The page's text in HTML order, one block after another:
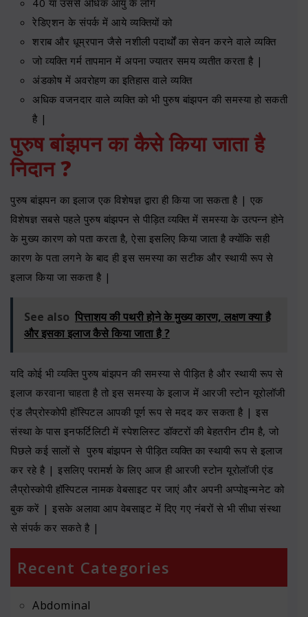
40 या उससे अधिक आयु के लोग
रेडिएशन के संपर्क में आये व्यक्तियों को
शराब और धूम्रपान जैसे नशीली पदार्थों का सेवन करने वाले व्यक्ति
जो व्यक्ति गर्म तापमान में अपना ज्यातर समय व्यतीत करता है |
अंडकोष में अवरोहण का इतिहास वाले व्यक्ति
अधिक वजनदार वाले व्यक्ति को भी पुरुष बांझपन की समस्या हो सकती
है |
पुरुष बांझपन का कैसे किया जाता है
निदान ?
पुरुष बांझपन का इलाज एक विशेषज्ञ द्वारा ही किया जा सकता है | एक
विशेषज्ञ सबसे पहले पुरुष बांझपन से पीड़ित व्यक्ति में समस्या के उत्पन्न होने
के मुख्य कारण को पता करता है, ऐसा इसलिए किया जाता है क्योंकि सही
कारण के पता लगने के बाद ही इस समस्या का सटीक और स्थायी रूप से
इलाज किया जा सकता है |
See also पित्ताशय की पथरी होने के मुख्य कारण, लक्षण क्या है
और इसका इलाज कैसे किया जाता है ?
यदि कोई भी व्यक्ति पुरुष बांझपन की समस्या से पीड़ित है और स्थायी रूप से
इलाज करवाना चाहता है तो इस समस्या के इलाज में आरजी स्टोन यूरोलॉजी
एंड लैप्रोस्कोपी हॉस्पिटल आपकी पूर्ण रूप से मदद कर सकता है | इस
संस्था के पास इनफर्टिलिटी में स्पेशलिस्ट डॉक्टरों की बेहतरीन टीम है, जो
पिछले कई सालों से पुरुष बांझपन से पीड़ित व्यक्ति का स्थायी रूप से इलाज
कर रहे है | इसलिए परामर्श के लिए आज ही आरजी स्टोन यूरोलॉजी एंड
लैप्रोस्कोपी हॉस्पिटल नामक वेबसाइट पर जाएं और अपनी अप्पोइन्मनेट को
बुक करें | इसके अलावा आप वेबसाइट में दिए गए नंबरों से भी सीधा संस्था
से संपर्क कर सकते है |
Recent Categories
Abdominal